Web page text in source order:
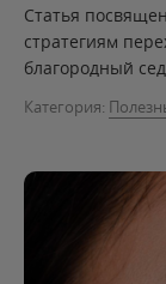
Статья
стратегиям
благородный
Категория: